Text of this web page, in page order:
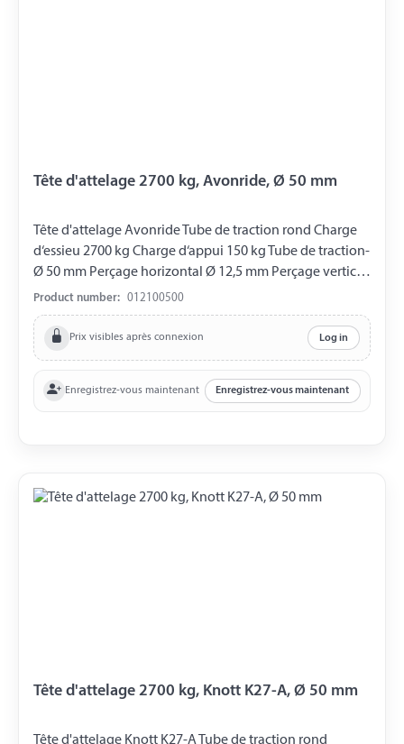
Tête d'attelage 2700 kg, Avonride, Ø 50 mm
Tête d'attelage Avonride Tube de traction rond Charge
d‘essieu 2700 kg Charge d‘appui 150 kg Tube de traction-
Ø 50 mm Perçage horizontal Ø 12,5 mm Perçage vertical
Ø 12,5 mm Distance entre les Perçages 45 mm
Product number: 012100500
Prix visibles après connexion Log in
Enregistrez-vous maintenant Enregistrez-vous maintenant
Tête d'attelage 2700 kg, Knott K27-A, Ø 50 mm
Tête d'attelage Knott K27-A Tube de traction rond